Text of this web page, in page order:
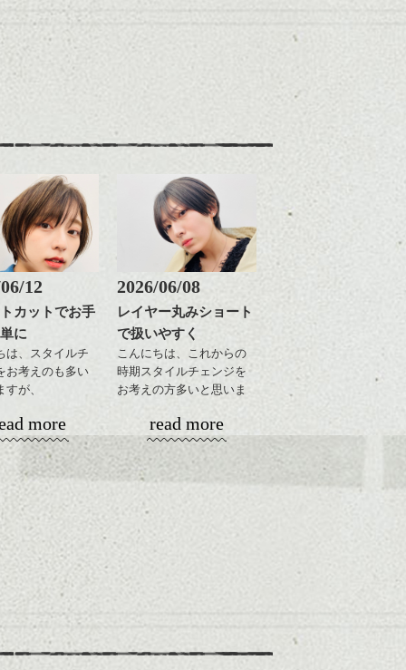
12
カットでお手
に
は、スタイルチ
お考えのも多い
が、
スタイルもこれ
節とてもおすす
めに調整し、フ
インのデザイン
ト。
短めにカットし
リューム感がコ
になるようにす
い感じです。
more
2026/06/08
レイヤー丸みショート
で扱いやすく
こんにちは、これからの
時期スタイルチェンジを
お考えの方多いと思いま
コンパクトなフォルムが
全体のバランスを良く見
せてくれる効果もあり、
をだしやすくスタイリン
グも簡単で良いので朝の
時短にも◎
出できるので、
read more